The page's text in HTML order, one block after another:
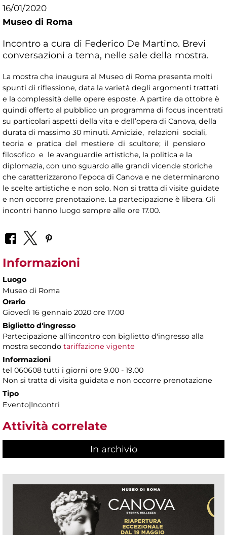
16/01/2020
Museo di Roma
Incontro a cura di Federico De Martino. Brevi
conversazioni a tema, nelle sale della mostra.
La mostra che inaugura al Museo di Roma presenta molti
spunti di riflessione, data la varietà degli argomenti trattati
e la complessità delle opere esposte. A partire da ottobre è
quindi offerto al pubblico un programma di focus incentrati
su particolari aspetti della vita e dell’opera di Canova, della
durata di massimo 30 minuti. Amicizie, relazioni sociali,
teoria e pratica del mestiere di scultore; il pensiero
filosofico e le avanguardie artistiche, la politica e la
diplomazia, con uno sguardo alle grandi vicende storiche
che caratterizzarono l’epoca di Canova e ne determinarono
le scelte artistiche e non solo. Non si tratta di visite guidate
e non occorre prenotazione. La partecipazione è libera. Gli
incontri hanno luogo sempre alle ore 17.00.
Informazioni
Luogo
Museo di Roma
Orario
Giovedì 16 gennaio 2020 ore 17.00
Biglietto d'ingresso
Partecipazione all'incontro con biglietto d'ingresso alla
mostra secondo tariffazione vigente
Informazioni
tel 060608 tutti i giorni ore 9.00 - 19.00
Non si tratta di visita guidata e non occorre prenotazione
Tipo
Evento|Incontri
Attività correlate
In archivio